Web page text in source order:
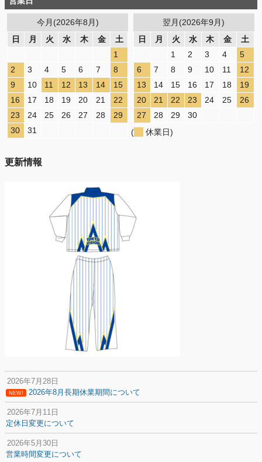
今月(2026年8月)
日
月 火 水 木 金
土
1
2
3 4 5 6 7
8
9
10 11 12 13 14
15
16
17 18 19 20 21
22
23
24 25 26 27 28
29
30
31
翌月(2026年9月)
日
月 火 水 木 金
土
1
2 3 4
5
6
7 8 9 10 11
12
13
14 15 16 17 18
19
20
21 22 23 24 25
26
27
28 29
30
(
休業日)
更新情報
2026年7月28日
NEW! 2026年8月長期休業期間について
2026年7月11日
定休日変更について
2026年5月30日
営業時間変更について